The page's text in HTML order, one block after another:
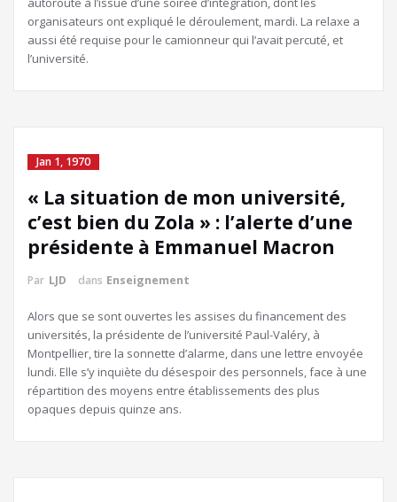
organisateurs ont expliqué le déroulement, mardi. La relaxe a
aussi été requise pour le camionneur qui l’avait percuté, et
l’université.
Jan 1, 1970
« La situation de mon université,
c’est bien du Zola » : l’alerte d’une
présidente à Emmanuel Macron
Par LJD dans Enseignement
Alors que se sont ouvertes les assises du financement des
universités, la présidente de l’université Paul-Valéry, à
Montpellier, tire la sonnette d’alarme, dans une lettre envoyée
lundi. Elle s’y inquiète du désespoir des personnels, face à une
répartition des moyens entre établissements des plus
opaques depuis quinze ans.